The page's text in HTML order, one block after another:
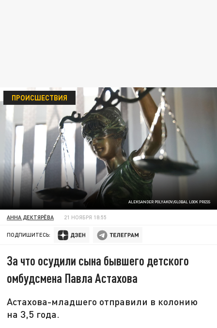
ALEKSANDER POLYAKOV/GLOBAL LOOK PRESS
ПРОИСШЕСТВИЯ
АННА ДЕКТЯРЁВА 21 НОЯБРЯ 18:55
ПОДПИШИТЕСЬ:
За что осудили сына бывшего детского
омбудсмена Павла Астахова
Астахова-младшего отправили в колонию
на 3,5 года.